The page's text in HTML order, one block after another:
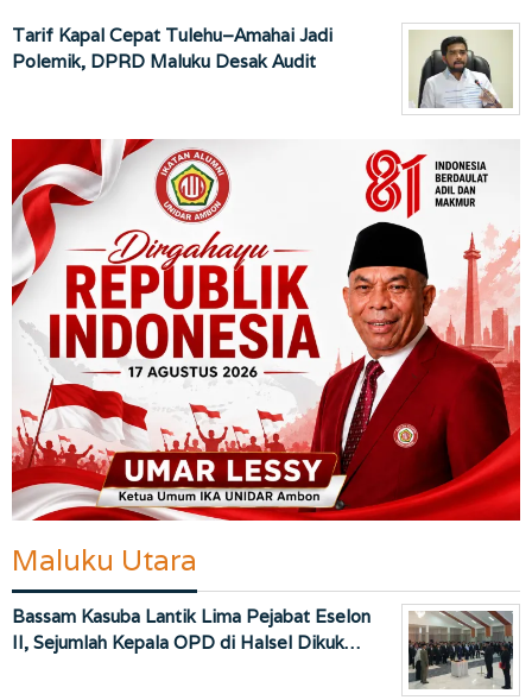
Tarif Kapal Cepat Tulehu–Amahai Jadi
Polemik, DPRD Maluku Desak Audit
Maluku Utara
Bassam Kasuba Lantik Lima Pejabat Eselon
II, Sejumlah Kepala OPD di Halsel Dikuk…